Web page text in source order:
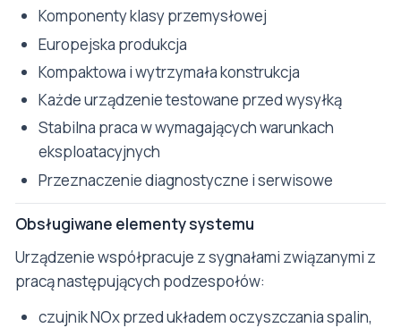
Komponenty klasy przemysłowej
Europejska produkcja
Kompaktowa i wytrzymała konstrukcja
Każde urządzenie testowane przed wysyłką
Stabilna praca w wymagających warunkach
eksploatacyjnych
Przeznaczenie diagnostyczne i serwisowe
Obsługiwane elementy systemu
Urządzenie współpracuje z sygnałami związanymi z
pracą następujących podzespołów:
czujnik NOx przed układem oczyszczania spalin,